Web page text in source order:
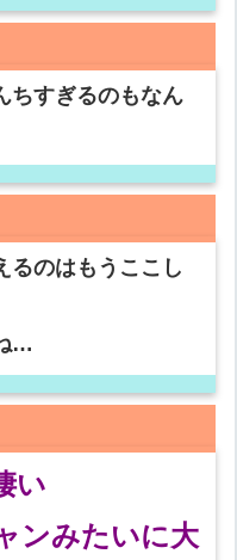
ちすぎるのもなん
るのはもうここし
…
い
ンみたいに大